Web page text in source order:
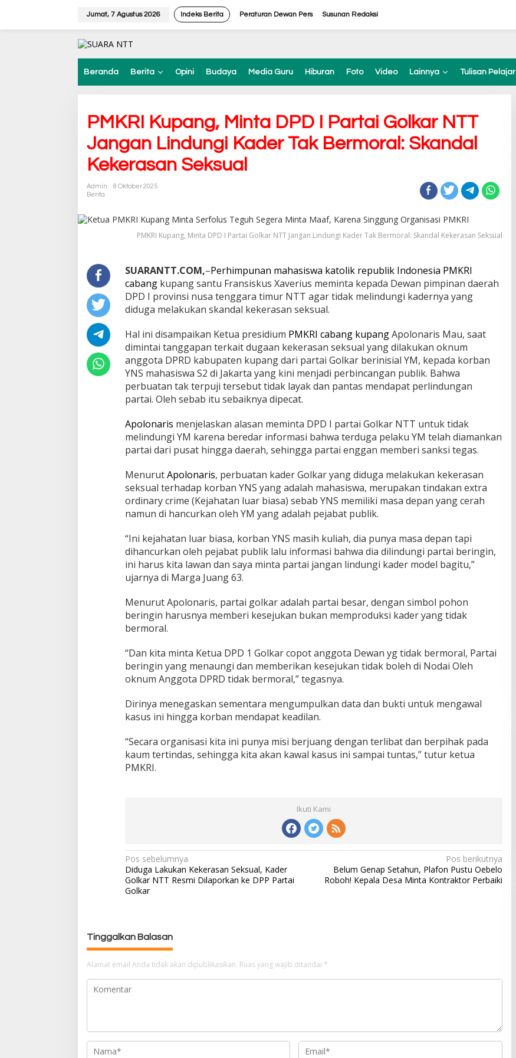
Jumat, 7 Agustus 2026 Indeks Berita Peraturan Dewan Pers Susunan Redaksi
Beranda Berita Opini Budaya Media Guru Hiburan Foto Video Lainnya Tulisan Pelajar
PMKRI Kupang, Minta DPD I Partai Golkar NTT
Jangan Lindungi Kader Tak Bermoral: Skandal
Kekerasan Seksual
Admin
8 Oktober 2025
Berita
PMKRI Kupang, Minta DPD I Partai Golkar NTT Jangan Lindungi Kader Tak Bermoral: Skandal Kekerasan Seksual
SUARANTT.COM,–Perhimpunan mahasiswa katolik republik Indonesia PMKRI
cabangkupang santu Fransiskus Xaverius meminta kepada Dewan pimpinan daerah
DPD I provinsi nusa tenggara timur NTT agar tidak melindungi kadernya yang
diduga melakukan skandal kekerasan seksual.
Hal ini disampaikan Ketua presidium PMKRI cabang kupangApolonaris Mau, saat
dimintai tanggapan terkait dugaan kekerasan seksual yang dilakukan oknum
anggota DPRD kabupaten kupang dari partai Golkar berinisial YM, kepada korban
YNS mahasiswa S2 di Jakarta yang kini menjadi perbincangan publik. Bahwa
perbuatan tak terpuji tersebut tidak layak dan pantas mendapat perlindungan
partai. Oleh sebab itu sebaiknya dipecat.
Apolonaris menjelaskan alasan meminta DPD I partai Golkar NTT untuk tidak
melindungi YM karena beredar informasi bahwa terduga pelaku YM telah diamankan
partai dari pusat hingga daerah, sehingga partai enggan memberi sanksi tegas.
MenurutApolonaris, perbuatan kader Golkar yang diduga melakukan kekerasan
seksual terhadap korban YNS yang adalah mahasiswa, merupakan tindakan extra
ordinary crime (Kejahatan luar biasa) sebab YNS memiliki masa depan yang cerah
namun di hancurkan oleh YM yang adalah pejabat publik.
“Ini kejahatan luar biasa, korban YNS masih kuliah, dia punya masa depan tapi
dihancurkan oleh pejabat publik lalu informasi bahwa dia dilindungi partai beringin,
ini harus kita lawan dan saya minta partai jangan lindungi kader model bagitu,”
ujarnya di Marga Juang 63.
Menurut Apolonaris, partai golkar adalah partai besar, dengan simbol pohon
beringin harusnya memberi kesejukan bukan memproduksi kader yang tidak
bermoral.
“Dan kita minta Ketua DPD 1 Golkar copot anggota Dewan yg tidak bermoral, Partai
beringin yang menaungi dan memberikan kesejukan tidak boleh di Nodai Oleh
oknum Anggota DPRD tidak bermoral,” tegasnya.
Dirinya menegaskan sementara mengumpulkan data dan bukti untuk mengawal
kasus ini hingga korban mendapat keadilan.
“Secara organisasi kita ini punya misi berjuang dengan terlibat dan berpihak pada
kaum tertindas, sehingga kita akan kawal kasus ini sampai tuntas,” tutur ketua
PMKRI.
Ikuti Kami
N
a
v
s
i
p
o
s
Pos sebelumnya
Diduga Lakukan Kekerasan Seksual, Kader
Golkar NTT Resmi Dilaporkan ke DPP Partai
Golkar
Pos berikutnya
Belum Genap Setahun, Plafon Pustu Oebelo
Roboh! Kepala Desa Minta Kontraktor Perbaiki
Tinggalkan Balasan
Alamat email Anda tidak akan dipublikasikan. Ruas yang wajib ditandai *
NTT Gelar Sejumlah Kegiatan.
Di Berita, Berita Daerah, Ekonomi, Politik